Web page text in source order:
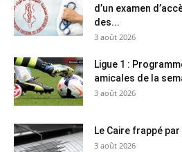
d’un examen
des...
3 août 2026
Ligue 1 :
amicales de la
3 août 2026
Le Caire frappé
3 août 2026